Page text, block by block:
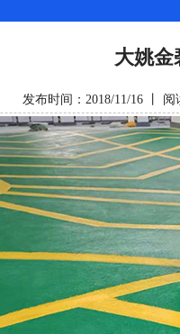
大姚金
发布时间：2018/11/16 丨